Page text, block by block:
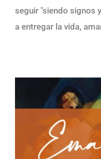
seguir "siendo signos
a entregar la vida,